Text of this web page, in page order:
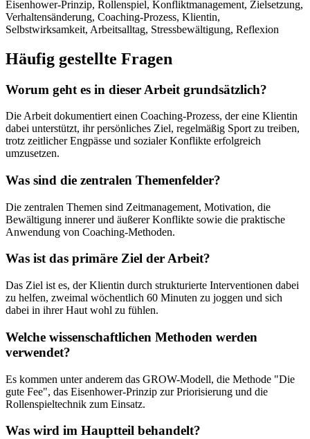
Eisenhower-Prinzip, Rollenspiel, Konfliktmanagement, Zielsetzung,
Verhaltensänderung, Coaching-Prozess, Klientin,
Selbstwirksamkeit, Arbeitsalltag, Stressbewältigung, Reflexion
Häufig gestellte Fragen
Worum geht es in dieser Arbeit grundsätzlich?
Die Arbeit dokumentiert einen Coaching-Prozess, der eine Klientin
dabei unterstützt, ihr persönliches Ziel, regelmäßig Sport zu treiben,
trotz zeitlicher Engpässe und sozialer Konflikte erfolgreich
umzusetzen.
Was sind die zentralen Themenfelder?
Die zentralen Themen sind Zeitmanagement, Motivation, die
Bewältigung innerer und äußerer Konflikte sowie die praktische
Anwendung von Coaching-Methoden.
Was ist das primäre Ziel der Arbeit?
Das Ziel ist es, der Klientin durch strukturierte Interventionen dabei
zu helfen, zweimal wöchentlich 60 Minuten zu joggen und sich
dabei in ihrer Haut wohl zu fühlen.
Welche wissenschaftlichen Methoden werden
verwendet?
Es kommen unter anderem das GROW-Modell, die Methode "Die
gute Fee", das Eisenhower-Prinzip zur Priorisierung und die
Rollenspieltechnik zum Einsatz.
Was wird im Hauptteil behandelt?